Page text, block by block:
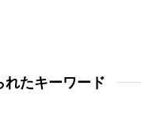
れたキーワード